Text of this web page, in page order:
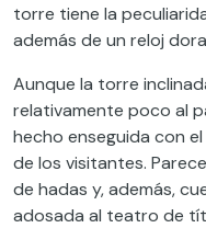
torre tiene la
además de un reloj
Aunque la torre
relativamente poco al
hecho enseguida con
de los visitantes.
de hadas y, además,
adosada al teatro de